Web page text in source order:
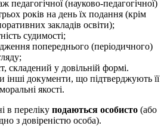
педагогічної (науково-педагогічної)
років на день їх подання (крім
закладів освіти);
судимості;
попереднього (періодичного)
складений у довільній формі.
інші документи, що підтверджують її
якості.
в переліку подаються особисто (або
з довіреністю особа).